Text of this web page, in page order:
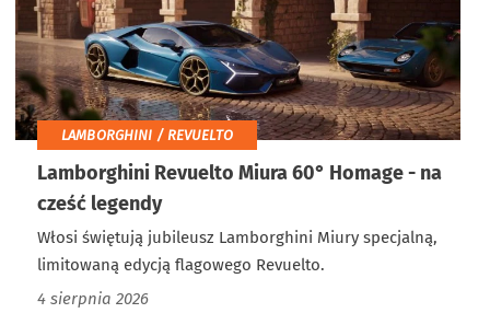
LAMBORGHINI / REVUELTO
Lamborghini Revuelto Miura 60° Homage - na
cześć legendy
Włosi świętują jubileusz Lamborghini Miury specjalną,
limitowaną edycją flagowego Revuelto.
4 sierpnia 2026